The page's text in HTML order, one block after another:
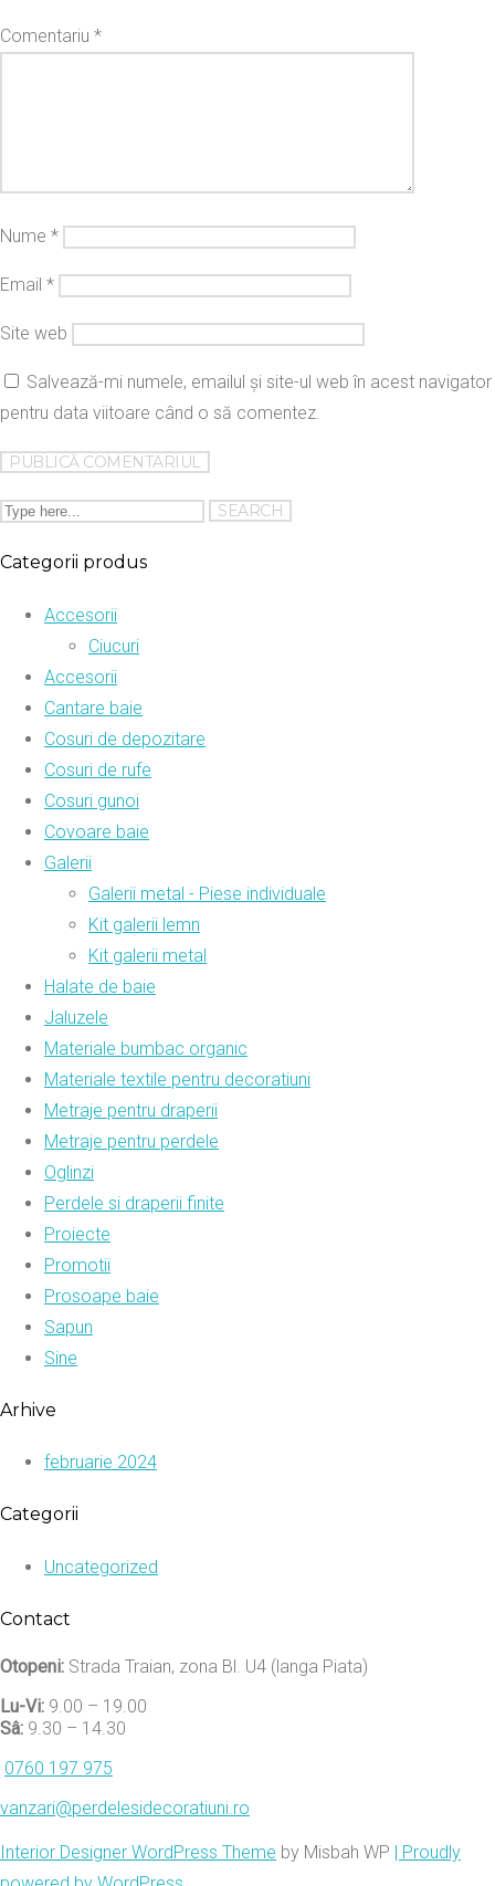
Comentariu *
Nume *
Email *
Site web
Salvează-mi numele, emailul și site-ul web în acest navigator
pentru data viitoare când o să comentez.
Categorii produs
Accesorii
Ciucuri
Accesorii
Cantare baie
Cosuri de depozitare
Cosuri de rufe
Cosuri gunoi
Covoare baie
Galerii
Galerii metal - Piese individuale
Kit galerii lemn
Kit galerii metal
Halate de baie
Jaluzele
Materiale bumbac organic
Materiale textile pentru decoratiuni
Metraje pentru draperii
Metraje pentru perdele
Oglinzi
Perdele si draperii finite
Proiecte
Promotii
Prosoape baie
Sapun
Sine
Arhive
februarie 2024
Categorii
Uncategorized
Contact
Otopeni: Strada Traian, zona Bl. U4 (langa Piata)
Lu-Vi: 9.00 – 19.00
Sâ: 9.30 – 14.30
0760 197 975
vanzari@perdelesidecoratiuni.ro
Interior Designer WordPress Theme by Misbah WP
| Proudly